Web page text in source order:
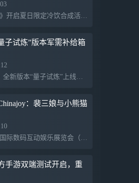
《新倚天外传》开启夏日限定冷饮合成活动，时间从8月6日例行维护后至8月9日，每晚17:00-22:00。玩家需达到100级以上，活动可在1-10区的海滩地图或修罗村参与。通过制作芒果、柠檬、荔枝、草莓和西瓜冷饮，收集红蓝色救生圈中的水果和玻璃杯，解锁丰厚福利与珍稀道具，为盛夏增添清凉。
子试炼”版本军需补给箱
《全球使命3》全新版本“量子试炼”上线，推出丰富的新玩法和战场福利。限时更新的军需补给箱提供多款稀缺道具，包括神行 QJY88（永久）、死亡之翼时空箱（稀有）及圣盾骑士专属芯片（永久），极大提升玩家战力。该补给箱系统易于操作，帮助所有玩家优化装备配置，活动周期为8月4日至18日，玩家有机会获取更新的珍稀道具，积极参加以冲刺战力榜单。
：裴三娘与小熊猫
上周末的中国国际数码互动娱乐展览会（Chinajoy）上，游戏《猿公剑》展台吸引了众多玩家的关注，展示了一名修仙女侠裴三娘与小熊猫的角色形象。经过精心打磨后，这对组合以独特的设计和个性化的气质赢得了现场的热烈反响，裴三娘的形象打破了传统武侠角色的刻板印象，结合中式美学与现代元素，成为了展会的一道亮丽风景。
手游双端测试开启，重